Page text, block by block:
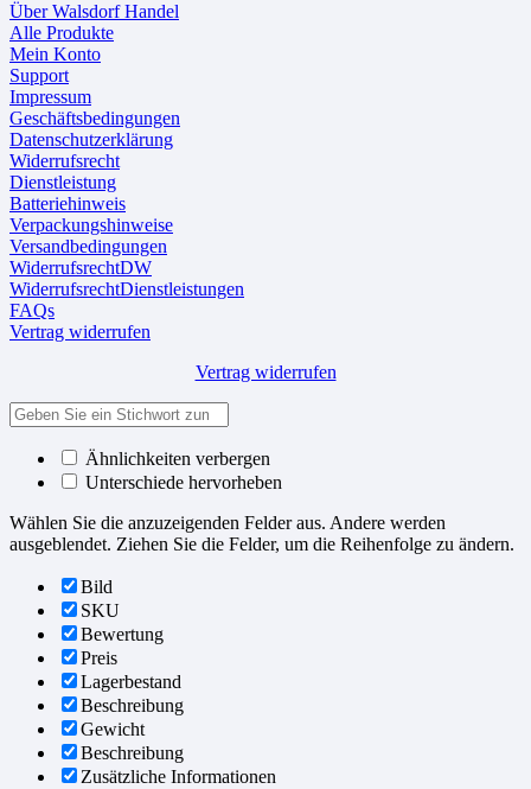
Über Walsdorf Handel
Alle Produkte
Mein Konto
Support
Impressum
Geschäftsbedingungen
Datenschutzerklärung
Widerrufsrecht
Dienstleistung
Batteriehinweis
Verpackungshinweise
Versandbedingungen
WiderrufsrechtDW
WiderrufsrechtDienstleistungen
FAQs
Vertrag widerrufen
Vertrag widerrufen
Ähnlichkeiten verbergen
Unterschiede hervorheben
Wählen Sie die anzuzeigenden Felder aus. Andere werden
ausgeblendet. Ziehen Sie die Felder, um die Reihenfolge zu ändern.
Bild
SKU
Bewertung
Preis
Lagerbestand
Beschreibung
Gewicht
Beschreibung
Zusätzliche Informationen